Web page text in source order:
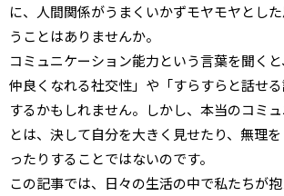
に、人間関係がうまくいかずモヤモヤとし
うことはありませんか。
コミュニケーション能力という言葉を聞く
仲良くなれる社交性」や「すらすらと話せ
するかもしれません。しかし、本当のコミ
とは、決して自分を大きく見せたり、無理
ったりすることではないのです。
この記事では、日々の生活の中で私たちが